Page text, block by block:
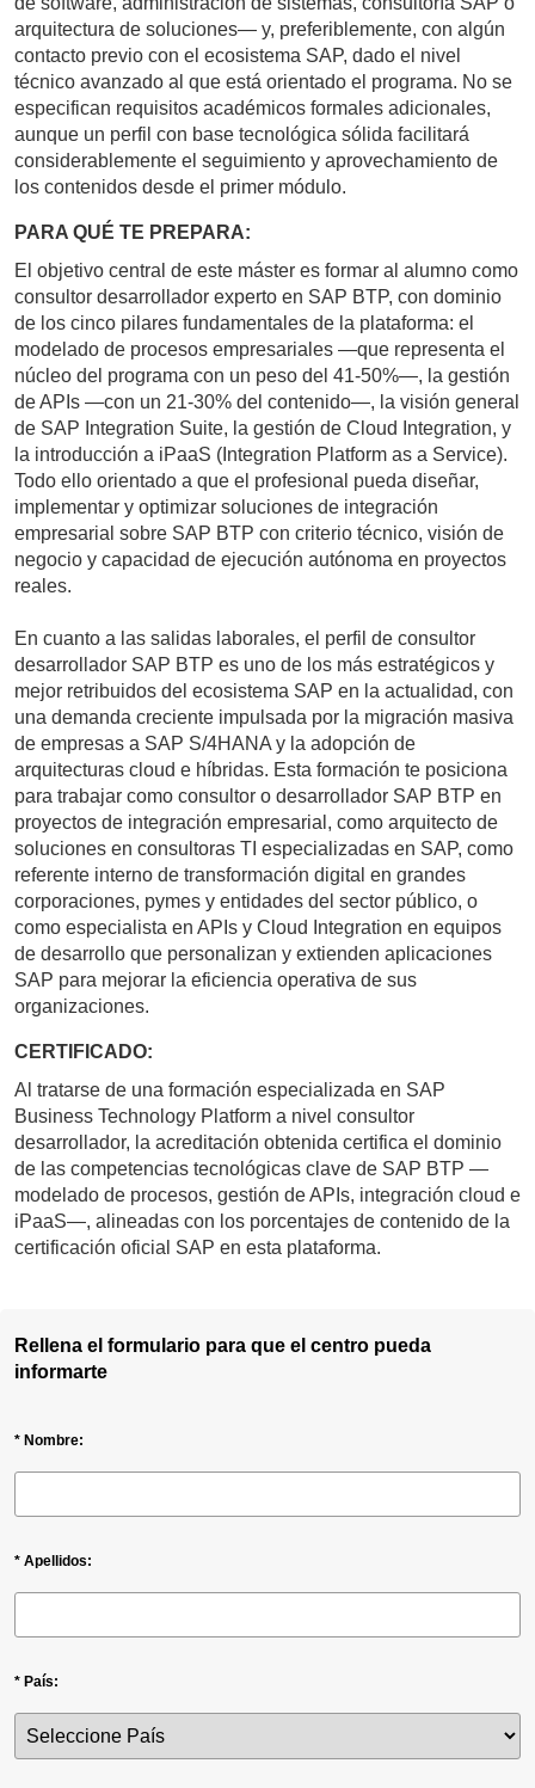
arquitectura de soluciones— y, preferiblemente, con algún
contacto previo con el ecosistema SAP, dado el nivel
técnico avanzado al que está orientado el programa. No se
especifican requisitos académicos formales adicionales,
aunque un perfil con base tecnológica sólida facilitará
considerablemente el seguimiento y aprovechamiento de
los contenidos desde el primer módulo.
PARA QUÉ TE PREPARA:
El objetivo central de este máster es formar al alumno como
consultor desarrollador experto en SAP BTP, con dominio
de los cinco pilares fundamentales de la plataforma: el
modelado de procesos empresariales —que representa el
núcleo del programa con un peso del 41-50%—, la gestión
de APIs —con un 21-30% del contenido—, la visión general
de SAP Integration Suite, la gestión de Cloud Integration, y
la introducción a iPaaS (Integration Platform as a Service).
Todo ello orientado a que el profesional pueda diseñar,
implementar y optimizar soluciones de integración
empresarial sobre SAP BTP con criterio técnico, visión de
negocio y capacidad de ejecución autónoma en proyectos
reales.
En cuanto a las salidas laborales, el perfil de consultor
desarrollador SAP BTP es uno de los más estratégicos y
mejor retribuidos del ecosistema SAP en la actualidad, con
una demanda creciente impulsada por la migración masiva
de empresas a SAP S/4HANA y la adopción de
arquitecturas cloud e híbridas. Esta formación te posiciona
para trabajar como consultor o desarrollador SAP BTP en
proyectos de integración empresarial, como arquitecto de
soluciones en consultoras TI especializadas en SAP, como
referente interno de transformación digital en grandes
corporaciones, pymes y entidades del sector público, o
como especialista en APIs y Cloud Integration en equipos
de desarrollo que personalizan y extienden aplicaciones
SAP para mejorar la eficiencia operativa de sus
organizaciones.
CERTIFICADO:
Al tratarse de una formación especializada en SAP
Business Technology Platform a nivel consultor
desarrollador, la acreditación obtenida certifica el dominio
de las competencias tecnológicas clave de SAP BTP —
modelado de procesos, gestión de APIs, integración cloud e
iPaaS—, alineadas con los porcentajes de contenido de la
certificación oficial SAP en esta plataforma.
Rellena el formulario para que el centro pueda
informarte
* Nombre:
* Apellidos:
* País: